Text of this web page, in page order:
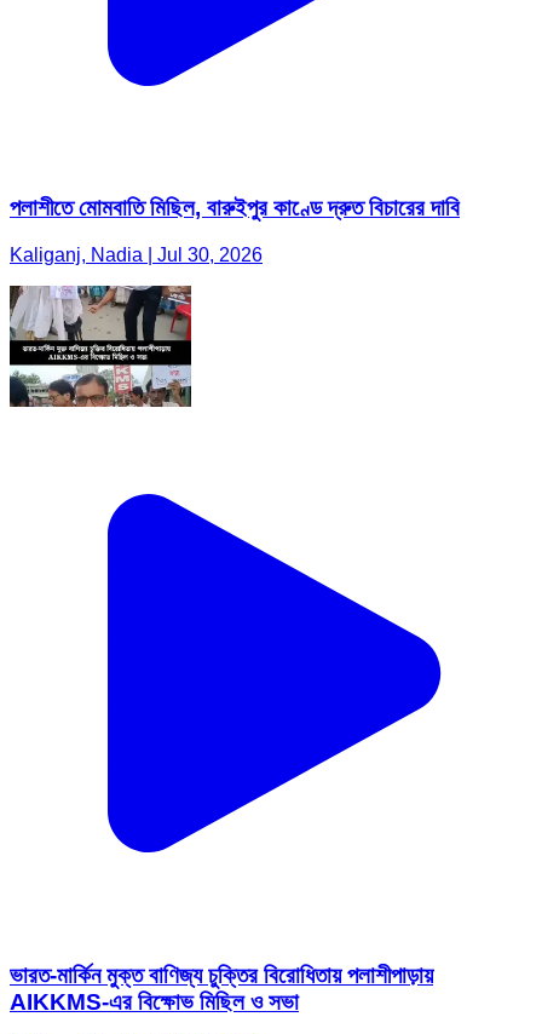
পলাশীতে মোমবাতি মিছিল, বারুইপুর কাণ্ডে দ্রুত বিচারের দাবি
Kaliganj, Nadia | Jul 30, 2026
ভারত-মার্কিন মুক্ত বাণিজ্য চুক্তির বিরোধিতায় পলাশীপাড়ায়
AIKKMS-এর বিক্ষোভ মিছিল ও সভা